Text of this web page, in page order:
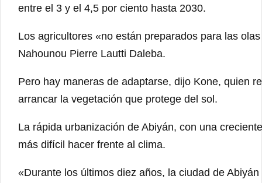
entre el 3 y el 4,5 por ciento hasta 2030.
Los agricultores «no están preparados para las
Nahounou Pierre Lautti Daleba.
Pero hay maneras de adaptarse, dijo Kone, quien
arrancar la vegetación que protege del sol.
La rápida urbanización de Abiyán, con una
más difícil hacer frente al clima.
«Durante los últimos diez años, la ciudad de